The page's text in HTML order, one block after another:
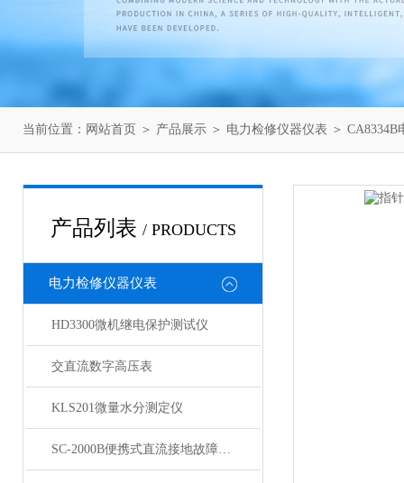
当前位置： 网站首页 ＞ 产品展示 ＞ 电力检修仪器仪表 ＞ CA8334B
产品列表 / PRODUCTS
电力检修仪器仪表
HD3300微机继电保护测试仪
交直流数字高压表
KLS201微量水分测定仪
SC-2000B便携式直流接地故障检测仪